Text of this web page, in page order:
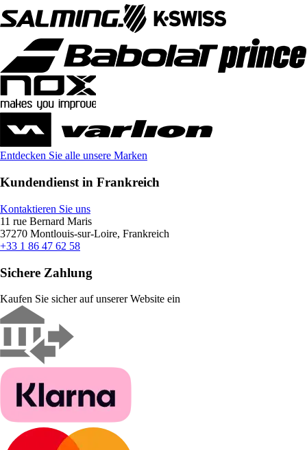
Entdecken Sie alle unsere Marken
Kundendienst in Frankreich
Kontaktieren Sie uns
11 rue Bernard Maris
37270 Montlouis-sur-Loire, Frankreich
+33 1 86 47 62 58
Sichere Zahlung
Kaufen Sie sicher auf unserer Website ein